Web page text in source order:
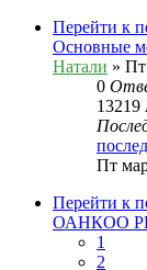
Перейти к
Основные
Натали »
0
13219
Пт
Перейти к
ОАНКОО
1
2